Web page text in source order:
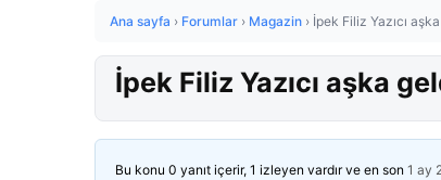
Ana sayfa › Forumlar › Magazin › İpek Filiz Yazıcı
İpek Filiz Yazıcı aşka
Bu konu 0 yanıt içerir, 1 izleyen vardır ve en son 1 ay